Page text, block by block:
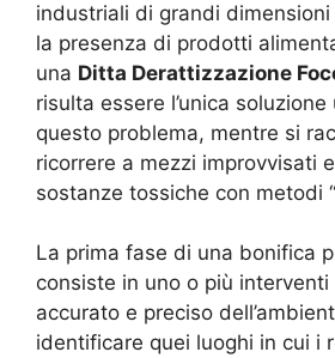
industriali di grandi
la presenza di prodotti
una Ditta Derattizzazione
risulta essere l’unica
questo problema, mentre si
ricorrere a mezzi improvvisati
sostanze tossiche con metodi
La prima fase di una bonifica
consiste in uno o più
accurato e preciso
identificare quei luoghi in cui i